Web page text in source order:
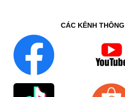
CÁC KÊNH